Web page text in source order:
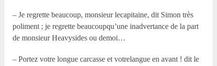
– Je regrette beaucoup, monsieur lecapitaine, dit Simon très
poliment ; je regrette beaucoupqu’une inadvertance de la part
de monsieur Heavysides ou demoi…
– Portez votre longue carcasse et votrelangue en avant ! dit le